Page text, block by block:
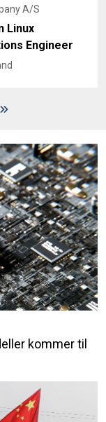
A/S
Linux
Engineer
kommer til